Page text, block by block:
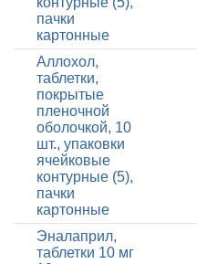
пачки
картонные
Аллохол,
таблетки,
покрытые
пленочной
оболочкой, 10
шт., упаковки
ячейковые
контурные (5),
пачки
картонные
Эналаприл,
таблетки 10 мг